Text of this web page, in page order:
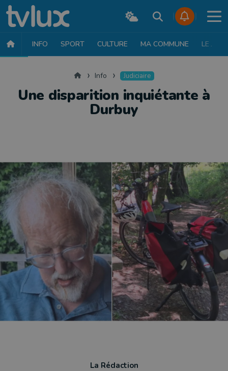
INFO SPORT CULTURE MA COMMUNE LE JT
AccueilInfo Judiciaire
Une disparition inquiétante à
Durbuy
La Rédaction